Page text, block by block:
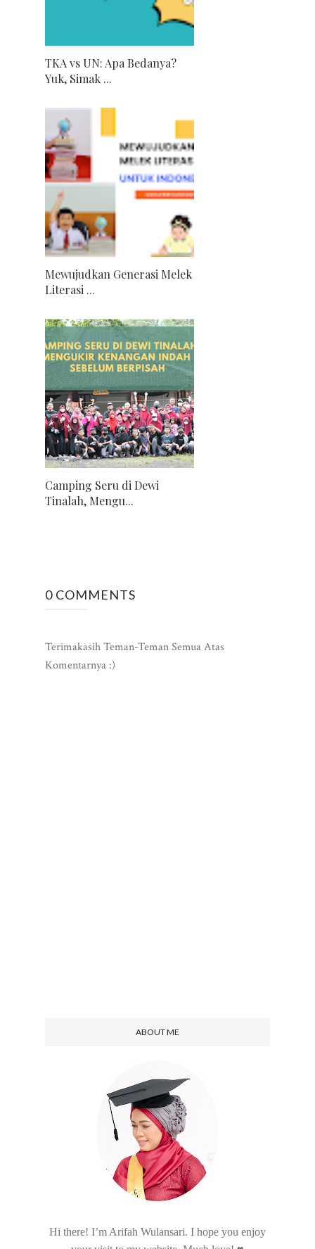
TKA vs UN: Apa Bedanya?
Yuk, Simak ...
Mewujudkan Generasi Melek
Literasi ...
Camping Seru di Dewi
Tinalah, Mengu...
0 COMMENTS
Terimakasih Teman-Teman Semua Atas
Komentarnya :)
ABOUT ME
Hi there! I’m Arifah Wulansari. I hope you enjoy